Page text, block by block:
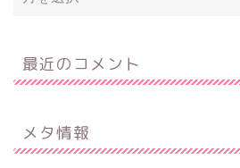
最近のコメント
メタ情報